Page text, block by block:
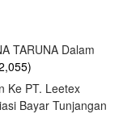
TARUNA Dalam
Ke PT. Leetex
Bayar Tunjangan